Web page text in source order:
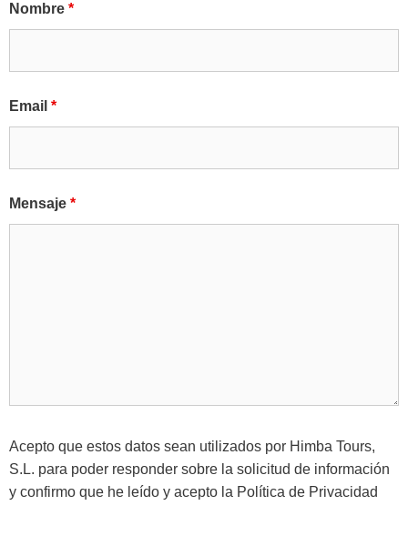
Nombre *
Email *
Mensaje *
Acepto que estos datos sean utilizados por Himba Tours,
S.L. para poder responder sobre la solicitud de información
y confirmo que he leído y acepto la Política de Privacidad